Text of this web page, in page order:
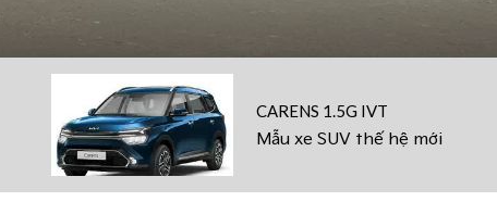
CARENS 1.5G IVT
Mẫu xe SUV thế hệ mới